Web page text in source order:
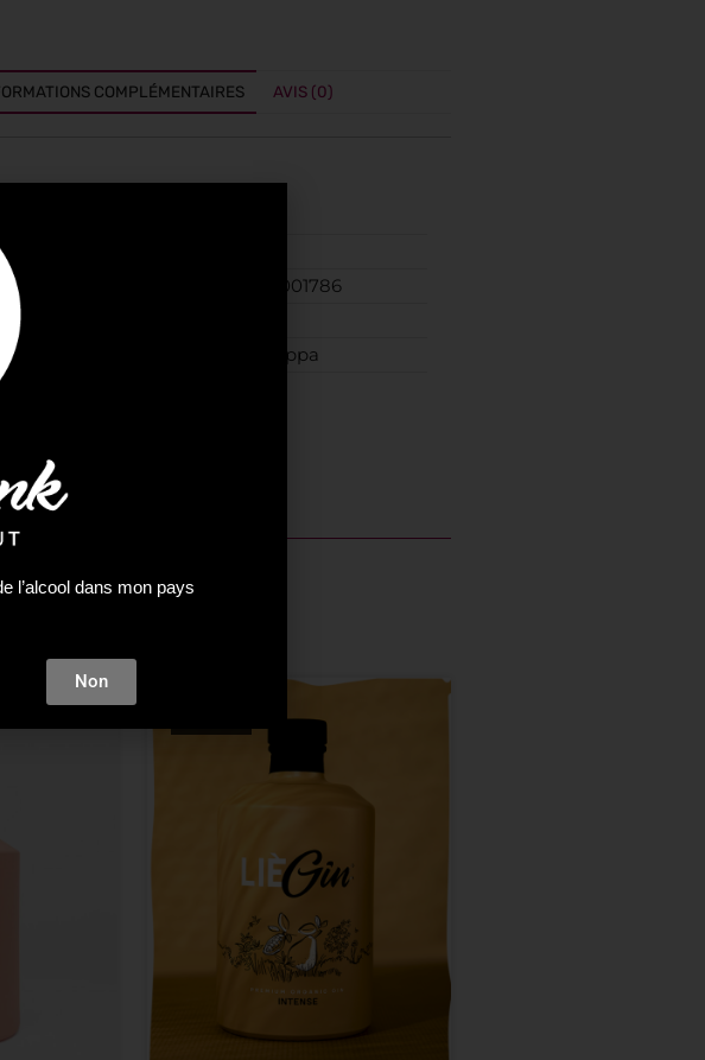
COMPLÉMENTAIRES AVIS (0)
complémentaires
8014115001786
Poli Grappa
l’alcool dans mon pays
Non